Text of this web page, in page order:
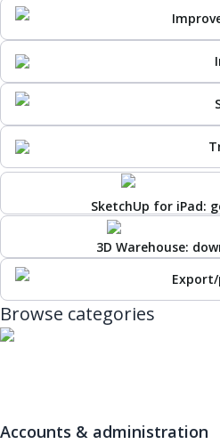
SketchUp for iPad:
3D Warehouse:
Browse categories
Accounts & administration